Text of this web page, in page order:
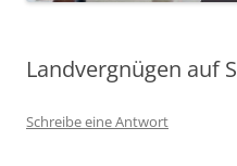
Landvergnügen auf
Schreibe eine Antwort